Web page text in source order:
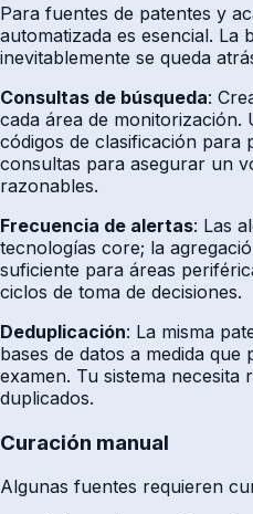
Para fuentes de patentes y
automatizada es esencial. La
inevitablemente se queda
Consultas de búsqueda:
cada área de
códigos de clasificación para
consultas para asegurar un
razonables.
Frecuencia de alertas: Las
tecnologías core; la
suficiente para áreas
ciclos de toma de decisiones.
Deduplicación: La misma
bases de datos a medida
examen. Tu sistema
duplicados.
Curación manual
Algunas fuentes requieren